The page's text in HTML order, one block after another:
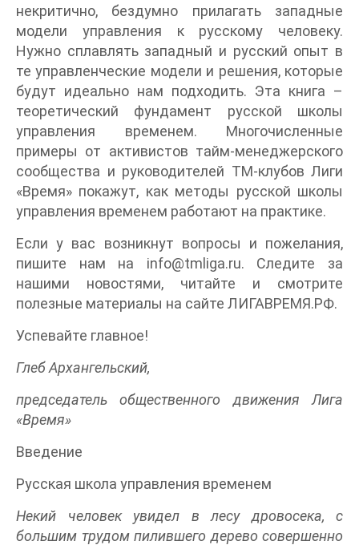
некритично, бездумно прилагать западные
модели управления к русскому человеку.
Нужно сплавлять западный и русский опыт в
те управленческие модели и решения, которые
будут идеально нам подходить. Эта книга –
теоретический фундамент русской школы
управления временем. Многочисленные
примеры от активистов тайм-менеджерского
сообщества и руководителей ТМ-клубов Лиги
«Время» покажут, как методы русской школы
управления временем работают на практике.
Если у вас возникнут вопросы и пожелания,
пишите нам на info@tmliga.ru. Следите за
нашими новостями, читайте и смотрите
полезные материалы на сайте ЛИГАВРЕМЯ.РФ.
Успевайте главное!
Глеб Архангельский,
председатель общественного движения Лига
«Время»
Введение
Русская школа управления временем
Некий человек увидел в лесу дровосека, с
большим трудом пилившего дерево совершенно